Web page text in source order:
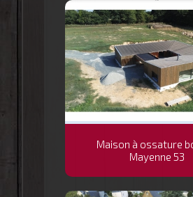
Maison à ossature
Mayenne 53